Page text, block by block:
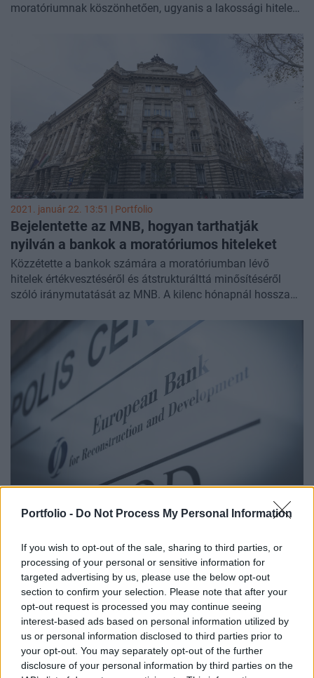
Portfolio - Do Not Process My Personal Information
If you wish to opt-out of the sale, sharing to third parties, or
processing of your personal or sensitive information for
targeted advertising by us, please use the below opt-out
section to confirm your selection. Please note that after your
opt-out request is processed you may continue seeing
interest-based ads based on personal information utilized by
us or personal information disclosed to third parties prior to
your opt-out. You may separately opt-out of the further
disclosure of your personal information by third parties on the
moratóriumnak köszönhetően, ugyanis a lakossági hitelek
Mivel már több mint egy éve nem kell törleszteni a hiteleket,
a moratórium július 1-jei lejárta azt sejteti, hogy sokaknak
lesz ebből pénzügyi nehézségük. A moratórium eddig sok
mindent elfedett: jelenleg a lakossági hitelek mindössze
1,8%-a van 90 napon túli késedelemben a bankoknál, ami
rég látott és örvendetes mélypontot jelent, de ez akár 10%-
ra is könnyen felkúszhat akár már idén. Hogy mit okoz ez a
követelések piacán, azzal részletesen foglalkozunk
csütörtöki online Lakossági hitelkockázatok & behajtás
Meetup 2021 konferenciánkon, még nem késő regisztrálni!
2021. január 22. 13:51 | Portfolio
Bejelentette az MNB, hogyan tarthatják
nyilván a bankok a moratóriumos hiteleket
Közzétette a bankok számára a moratóriumban lévő
hitelek értékvesztéséről és átstrukturálttá minősítéséről
szóló iránymutatását az MNB. A kilenc hónapnál hosszabb
intézmények egyedileg eltekinthetnek az átstrukturálttá
minősítéstől, ha egyértelműen igazolható, hogy az adósnak
nincsenek és várhatóan nem is lesznek pénzügyi
nehézségei.
EBRD: a járvány alatt is csökkentek a közép-
kinnlevőségei
A koronavírus-járvány elhatalmasodásának időszakában is
csökkent a közép- és kelet-európai gazdaságokban a nem
teljesítő banki kinnlevőségek (NPL) összege, bár jövőre már
várhatók áthúzódó negatív eszközminőségi hatások -
közölte csütörtökön Londonban az Európai Újjáépítési és
Fejlesztési Bank (EBRD). A kimutatás szerint a térségi
országok közül Magyarországon csökkent a legnagyobb